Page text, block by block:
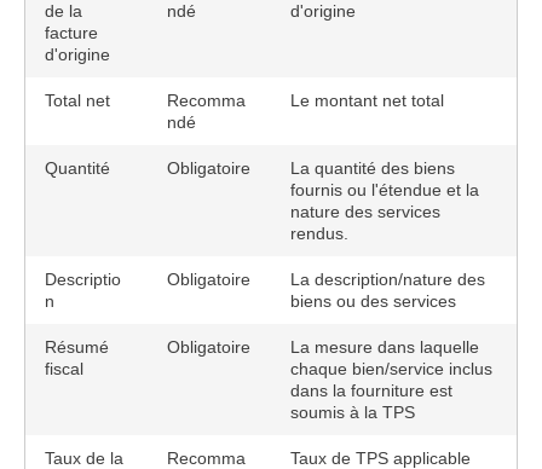
de la
facture
d'origine
ndé
d'origine
Total net
Recomma
ndé
Le montant net total
Quantité Obligatoire
La quantité des biens
fournis ou l'étendue et la
nature des services
rendus.
Descriptio
n
Obligatoire
La description/nature des
biens ou des services
Résumé
fiscal
Obligatoire
La mesure dans laquelle
chaque bien/service inclus
dans la fourniture est
soumis à la TPS
Taux de la
Recomma
Taux de TPS applicable